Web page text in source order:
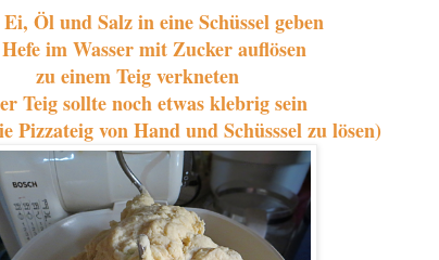
Öl und Salz in eine Schüssel geben
im Wasser mit Zucker auflösen
zu einem Teig verkneten
Teig sollte noch etwas klebrig sein
Pizzateig von Hand und Schüsssel zu lösen)